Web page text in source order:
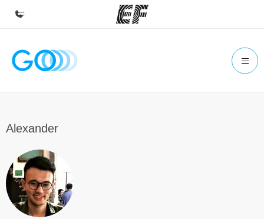
Inicio
Encuentra una oficina
Sobre nosotros
Quiénes somos
Alexander